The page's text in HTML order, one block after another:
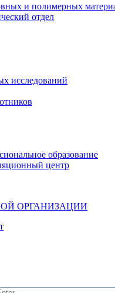
и полимерных
отдел
исследований
образование
центр
ОРГАНИЗАЦИИ